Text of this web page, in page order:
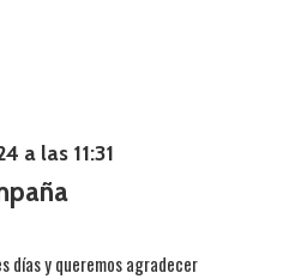
a las 11:31
días y queremos agradecer